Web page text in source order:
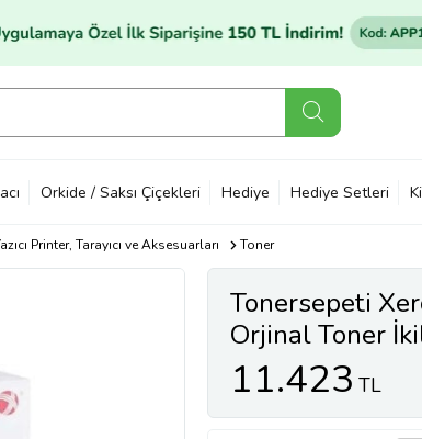
Orkide / Saksı Çiçekleri Hediye Hediye Setleri
Printer, Tarayıcı ve Aksesuarları Toner
Tonersepeti
Orjinal Toner
11.423 TL